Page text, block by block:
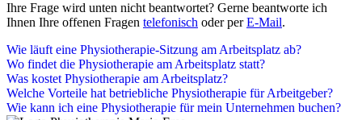
Ihre Frage wird unten nicht beantwortet? Gerne beantworte ich
Ihnen Ihre offenen Fragen telefonisch oder perE-Mail.
Wie läuft eine Physiotherapie-Sitzung am Arbeitsplatz ab?
Wo findet die Physiotherapie am Arbeitsplatz statt?
Was kostet Physiotherapie am Arbeitsplatz?
Welche Vorteile hat betriebliche Physiotherapie für Arbeitgeber?
Wie kann ich eine Physiotherapie für mein Unternehmen buchen?